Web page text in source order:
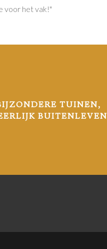
voor het vak!"
TUINEN,
BUITENLEVEN